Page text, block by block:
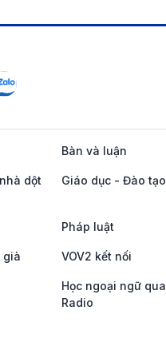
Bàn và luận
dột
Giáo dục - Đào tạo
Pháp luật
già VOV2 kết nối
Học ngoại ngữ qua
Radio